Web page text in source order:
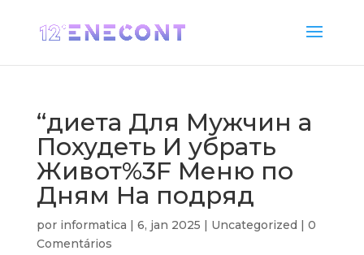
“диета Для Мужчин а
Похудеть И убрать
Живот%3F Меню по
Дням На подряд
por informatica | 6, jan 2025 | Uncategorized | 0
Comentários